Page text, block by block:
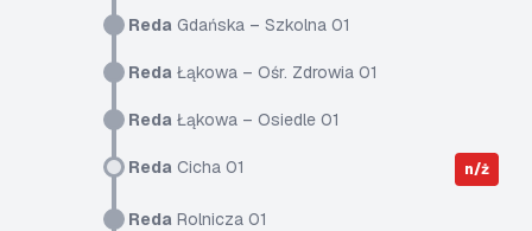
Reda Gdańska – Szkolna 01
Reda Łąkowa – Ośr. Zdrowia 01
Reda Łąkowa – Osiedle 01
Reda Cicha 01 n/ż
Reda Rolnicza 01